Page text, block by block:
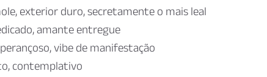
exterior duro, secretamente o mais leal
amante entregue
vibe de manifestação
contemplativo